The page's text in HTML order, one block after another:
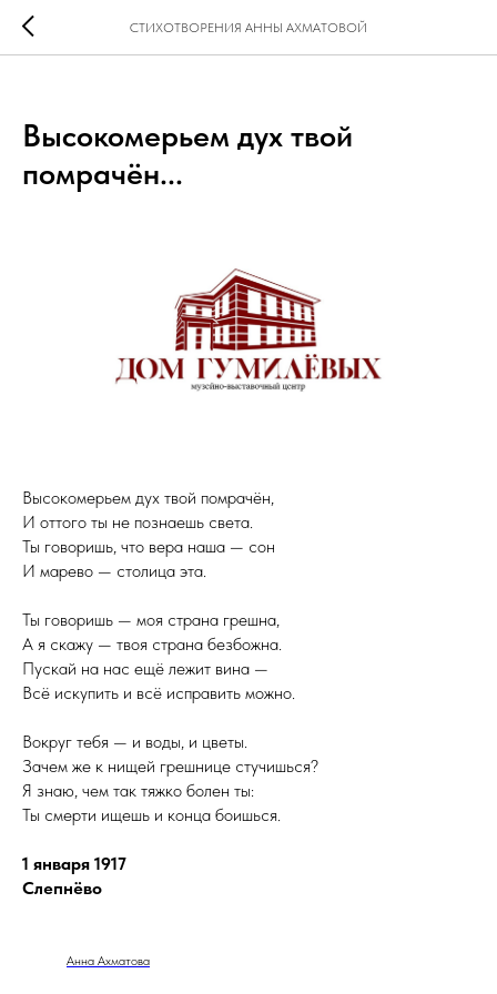
СТИХОТВОРЕНИЯ АННЫ АХМАТОВОЙ
Высокомерьем дух твой
помрачён...
Высокомерьем дух твой помрачён,
И оттого ты не познаешь света.
Ты говоришь, что вера наша — сон
И марево — столица эта.
Ты говоришь — моя страна грешна,
А я скажу — твоя страна безбожна.
Пускай на нас ещё лежит вина —
Всё искупить и всё исправить можно.
Вокруг тебя — и воды, и цветы.
Зачем же к нищей грешнице стучишься?
Я знаю, чем так тяжко болен ты:
Ты смерти ищешь и конца боишься.
1 января 1917
Слепнёво
Анна Ахматова